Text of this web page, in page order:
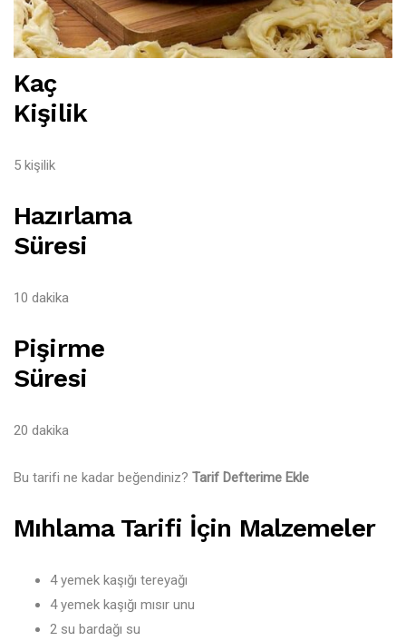
Kaç
Kişilik
5 kişilik
Hazırlama
Süresi
10 dakika
Pişirme
Süresi
20 dakika
Bu tarifi ne kadar beğendiniz? Tarif Defterime Ekle
Mıhlama Tarifi İçin Malzemeler
4 yemek kaşığı tereyağı
4 yemek kaşığı mısır unu
2 su bardağı su